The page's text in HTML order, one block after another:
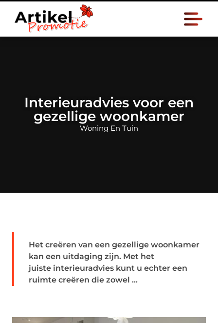
Interieuradvies voor een
gezellige woonkamer
Woning En Tuin
Het creëren van een gezellige woonkamer
kan een uitdaging zijn. Met het
juiste interieuradvies kunt u echter een
ruimte creëren die zowel ...